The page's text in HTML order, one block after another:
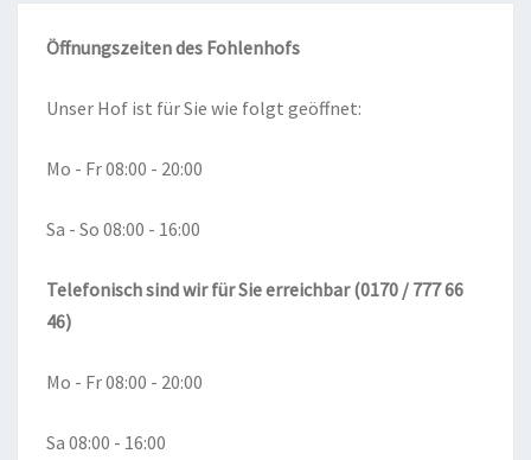
Öffnungszeiten des Fohlenhofs
Unser Hof ist für Sie wie folgt geöffnet:
Mo - Fr 08:00 - 20:00
Sa - So 08:00 - 16:00
Telefonisch sind wir für Sie erreichbar (0170 / 777 66
46)
Mo - Fr 08:00 - 20:00
Sa 08:00 - 16:00